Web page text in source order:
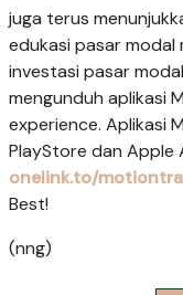
juga terus
edukasi pasar modal
investasi pasar
mengunduh aplikasi
experience. Aplikasi
PlayStore dan Apple
onelink.to/
Best!
(nng)